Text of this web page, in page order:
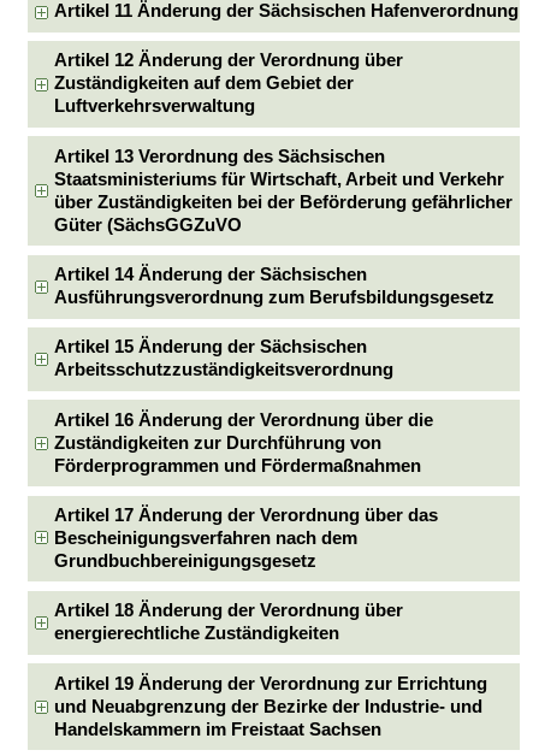
Artikel 11 Änderung der Sächsischen Hafenverordnung
Artikel 12 Änderung der Verordnung über
Zuständigkeiten auf dem Gebiet der
Luftverkehrsverwaltung
Artikel 13 Verordnung des Sächsischen
Staatsministeriums für Wirtschaft, Arbeit und Verkehr
über Zuständigkeiten bei der Beförderung gefährlicher
Güter (SächsGGZuVO
Artikel 14 Änderung der Sächsischen
Ausführungsverordnung zum Berufsbildungsgesetz
Artikel 15 Änderung der Sächsischen
Arbeitsschutzzuständigkeitsverordnung
Artikel 16 Änderung der Verordnung über die
Zuständigkeiten zur Durchführung von
Förderprogrammen und Fördermaßnahmen
Artikel 17 Änderung der Verordnung über das
Bescheinigungsverfahren nach dem
Grundbuchbereinigungsgesetz
Artikel 18 Änderung der Verordnung über
energierechtliche Zuständigkeiten
Artikel 19 Änderung der Verordnung zur Errichtung
und Neuabgrenzung der Bezirke der Industrie- und
Handelskammern im Freistaat Sachsen